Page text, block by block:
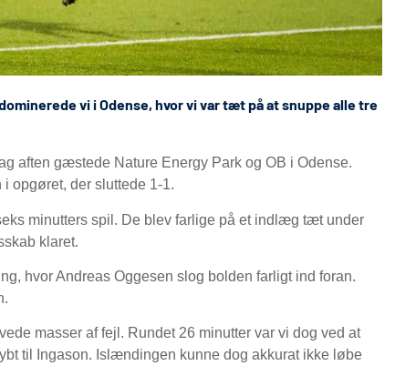
vi i Odense, hvor vi var tæt på at snuppe alle tre
aften gæstede Nature Energy Park og OB i Odense.
opgøret, der sluttede 1-1.
minutters spil. De blev farlige på et indlæg tæt under
klaret.
hvor Andreas Oggesen slog bolden farligt ind foran.
masser af fejl. Rundet 26 minutter var vi dog ved at
til Ingason. Islændingen kunne dog akkurat ikke løbe